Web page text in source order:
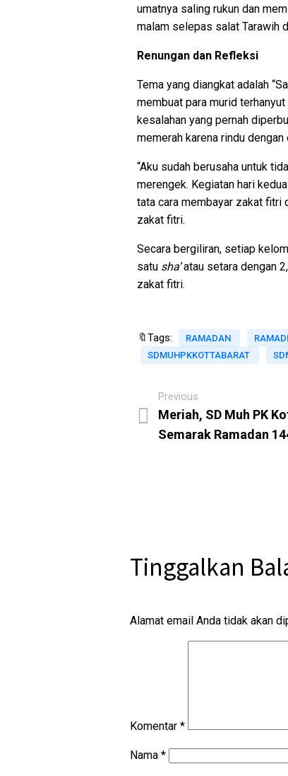
umatnya saling rukun dan
malam selepas salat Tarawih
Renungan dan Refleksi
Tema yang diangkat adalah
membuat para murid
kesalahan yang pernah
memerah karena rindu dengan
“Aku sudah berusaha untuk
merengek. Kegiatan hari
tata cara membayar zakat fitri
zakat fitri.
Secara bergiliran, setiap
satu sha’atau setara dengan
zakat fitri.
🔖Tags: RAMADAN
SDMUHPKKOTTABARAT
Previous
Meriah, SD Muh PK
Semarak Ramadan
Tinggalkan
Alamat email Anda tidak akan
Komentar *
Nama *